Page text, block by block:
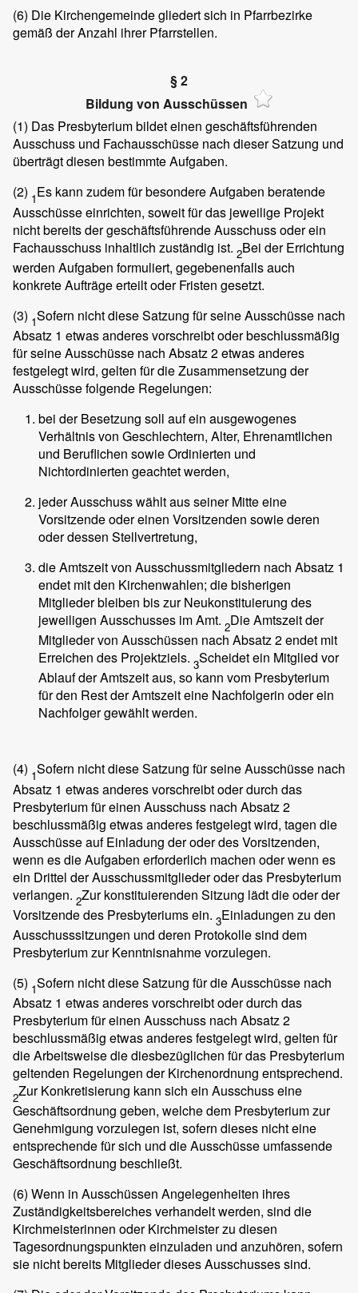
(6) Die Kirchengemeinde gliedert sich in Pfarrbezirke
gemäß der Anzahl ihrer Pfarrstellen.
§ 2
Bildung von Ausschüssen
(1) Das Presbyterium bildet einen geschäftsführenden
Ausschuss und Fachausschüsse nach dieser Satzung und
überträgt diesen bestimmte Aufgaben.
(2) 1Es kann zudem für besondere Aufgaben beratende
Ausschüsse einrichten, soweit für das jeweilige Projekt
nicht bereits der geschäftsführende Ausschuss oder ein
Fachausschuss inhaltlich zuständig ist. 2Bei der Errichtung
werden Aufgaben formuliert, gegebenenfalls auch
konkrete Aufträge erteilt oder Fristen gesetzt.
(3) 1Sofern nicht diese Satzung für seine Ausschüsse nach
Absatz 1 etwas anderes vorschreibt oder beschlussmäßig
für seine Ausschüsse nach Absatz 2 etwas anderes
festgelegt wird, gelten für die Zusammensetzung der
Ausschüsse folgende Regelungen:
bei der Besetzung soll auf ein ausgewogenes
Verhältnis von Geschlechtern, Alter, Ehrenamtlichen
und Beruflichen sowie Ordinierten und
Nichtordinierten geachtet werden,
jeder Ausschuss wählt aus seiner Mitte eine
Vorsitzende oder einen Vorsitzenden sowie deren
oder dessen Stellvertretung,
die Amtszeit von Ausschussmitgliedern nach Absatz 1
endet mit den Kirchenwahlen; die bisherigen
Mitglieder bleiben bis zur Neukonstituierung des
jeweiligen Ausschusses im Amt. 2Die Amtszeit der
Mitglieder von Ausschüssen nach Absatz 2 endet mit
Erreichen des Projektziels. 3Scheidet ein Mitglied vor
Ablauf der Amtszeit aus, so kann vom Presbyterium
für den Rest der Amtszeit eine Nachfolgerin oder ein
Nachfolger gewählt werden.
(4) 1Sofern nicht diese Satzung für seine Ausschüsse nach
Absatz 1 etwas anderes vorschreibt oder durch das
Presbyterium für einen Ausschuss nach Absatz 2
beschlussmäßig etwas anderes festgelegt wird, tagen die
Ausschüsse auf Einladung der oder des Vorsitzenden,
wenn es die Aufgaben erforderlich machen oder wenn es
ein Drittel der Ausschussmitglieder oder das Presbyterium
verlangen. 2Zur konstituierenden Sitzung lädt die oder der
Vorsitzende des Presbyteriums ein. 3Einladungen zu den
Ausschusssitzungen und deren Protokolle sind dem
Presbyterium zur Kenntnisnahme vorzulegen.
(5) 1Sofern nicht diese Satzung für die Ausschüsse nach
Absatz 1 etwas anderes vorschreibt oder durch das
Presbyterium für einen Ausschuss nach Absatz 2
beschlussmäßig etwas anderes festgelegt wird, gelten für
die Arbeitsweise die diesbezüglichen für das Presbyterium
geltenden Regelungen der Kirchenordnung entsprechend.
2Zur Konkretisierung kann sich ein Ausschuss eine
Geschäftsordnung geben, welche dem Presbyterium zur
Genehmigung vorzulegen ist, sofern dieses nicht eine
entsprechende für sich und die Ausschüsse umfassende
Geschäftsordnung beschließt.
(6) Wenn in Ausschüssen Angelegenheiten ihres
Zuständigkeitsbereiches verhandelt werden, sind die
Kirchmeisterinnen oder Kirchmeister zu diesen
Tagesordnungspunkten einzuladen und anzuhören, sofern
sie nicht bereits Mitglieder dieses Ausschusses sind.